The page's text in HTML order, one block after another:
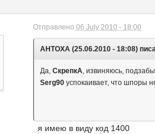
Отправлено 06 July 2010 - 18:00
AHTOXA (25.06.2010 - 18:08)
Да, СкрепкА, извиняюсь,
Serg90 успокаивает, что шпоры
я имею в виду код 1400